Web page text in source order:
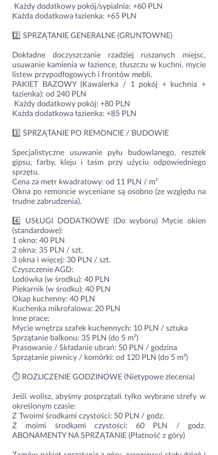
️ Każdy dodatkowy pokój/sypialnia: +60 PLN
Każda dodatkowa łazienka: +65 PLN
2️⃣ SPRZĄTANIE GENERALNE (GRUNTOWNE)
Dokładne doczyszczanie rzadziej ruszanych miejsc,
usuwanie kamienia w łazience, tłuszczu w kuchni, mycie
listew przypodłogowych i frontów mebli.
PAKIET BAZOWY (Kawalerka / 1 pokój + kuchnia +
łazienka): od 240 PLN
️ Każdy dodatkowy pokój: +80 PLN
Każda dodatkowa łazienka: +85 PLN
3️⃣ SPRZĄTANIE PO REMONCIE / BUDOWIE
Specjalistyczne usuwanie pyłu budowlanego, resztek
gipsu, farby, kleju i taśm przy użyciu odpowiedniego
sprzętu.
Cena za metr kwadratowy: od 11 PLN / m²
Okna po remoncie wyceniane są osobno (ze względu na
trudne zabrudzenia).
4️⃣ USŁUGI DODATKOWE (Do wyboru) Mycie okien
(standardowe):
1 okno: 40 PLN
2 okna: 35 PLN / szt.
3 okna i więcej: 30 PLN / szt.
Czyszczenie AGD:
Lodówka (w środku): 40 PLN
Piekarnik (w środku): 40 PLN
Okap kuchenny: 40 PLN
Kuchenka mikrofalowa: 20 PLN
Inne prace:
Mycie wnętrza szafek kuchennych: 10 PLN / sztuka
Sprzątanie balkonu: 35 PLN (do 5 m²)
Prasowanie / Składanie ubrań: 50 PLN / godzina
Sprzątanie piwnicy / komórki: od 120 PLN (do 5 m²)
⏱️ ROZLICZENIE GODZINOWE (Nietypowe zlecenia)
Jeśli wolisz, abyśmy posprzątali tylko wybrane strefy w
określonym czasie:
Z Twoimi środkami czystości: 50 PLN / godz.
Z moimi środkami czystości: 60 PLN / godz.
ABONAMENTY NA SPRZĄTANIE (Płatność z góry)